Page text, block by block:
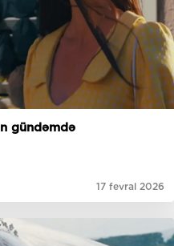
gündəmdə
17 fevral 2026